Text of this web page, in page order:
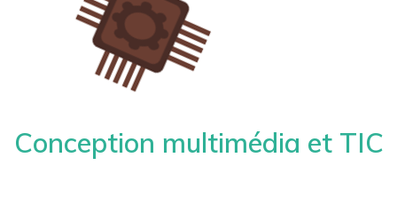
Conception multimédia et TIC